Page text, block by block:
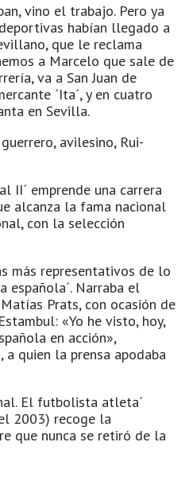
vino el trabajo. Pero ya
habían llegado a
que le reclama
a Marcelo que sale de
va a San Juan de
´Ita´, y en cuatro
en Sevilla.
avilesino, Rui-
II´ emprende una carrera
alcanza la fama nacional
con la selección
más representativos de lo
española´. Narraba el
Prats, con ocasión de
«Yo he visto, hoy,
en acción»,
a quien la prensa apodaba
El futbolista atleta´
2003) recoge la
que nunca se retiró de la